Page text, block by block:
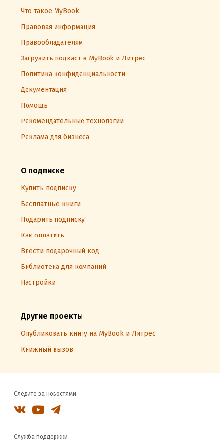
Что такое MyBook
Правовая информация
Правообладателям
Загрузить подкаст в MyBook и Литрес
Политика конфиденциальности
Документация
Помощь
Рекомендательные технологии
Реклама для бизнеса
О подписке
Купить подписку
Бесплатные книги
Подарить подписку
Как оплатить
Ввести подарочный код
Библиотека для компаний
Настройки
Другие проекты
Опубликовать книгу на MyBook и Литрес
Книжный вызов
Следите за новостями
Служба поддержки